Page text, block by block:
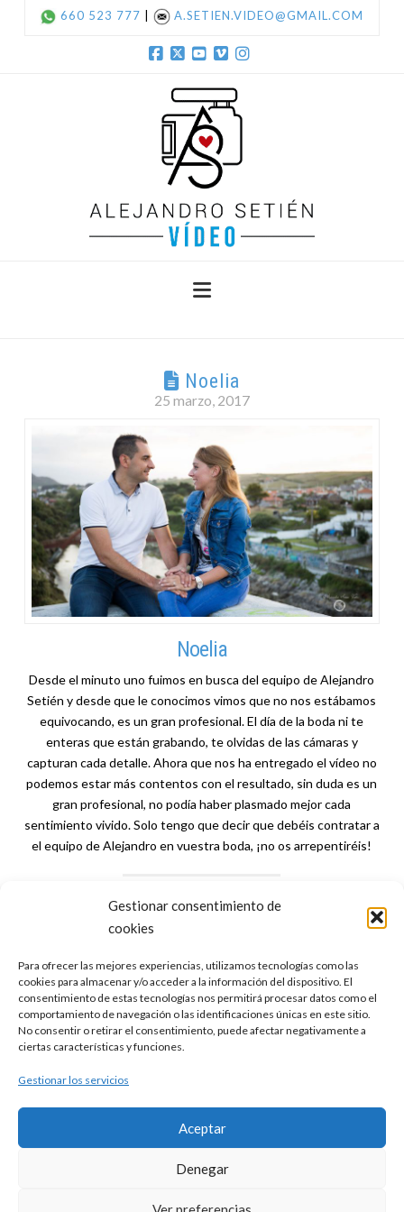
Gestionar consentimiento de
cookies
Para ofrecer las mejores experiencias, utilizamos tecnologías como las
cookies para almacenar y/o acceder a la información del dispositivo. El
consentimiento de estas tecnologías nos permitirá procesar datos como el
comportamiento de navegación o las identificaciones únicas en este sitio.
No consentir o retirar el consentimiento, puede afectar negativamente a
ciertas características y funciones.
Gestionar los servicios
Aceptar
Denegar
660 523 777 | A.SETIEN.VIDEO@GMAIL.COM
Navigation
Noelia
25 marzo, 2017
Noelia
Desde el minuto uno fuimos en busca del equipo de Alejandro
Setién y desde que le conocimos vimos que no nos estábamos
equivocando, es un gran profesional. El día de la boda ni te
enteras que están grabando, te olvidas de las cámaras y
capturan cada detalle. Ahora que nos ha entregado el vídeo no
podemos estar más contentos con el resultado, sin duda es un
gran profesional, no podía haber plasmado mejor cada
sentimiento vivido. Solo tengo que decir que debéis contratar a
el equipo de Alejandro en vuestra boda, ¡no os arrepentiréis!
2016 ALEJANDRO SETIEN VÍDEO. TODOS LOS DERECHOS